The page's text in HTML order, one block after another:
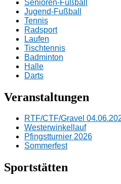
Senioren-Fußball
Jugend-Fußball
Tennis
Radsport
Laufen
Tischtennis
Badminton
Halle
Darts
Veranstaltungen
RTF/CTF/Gravel
Westerwinkellauf
Pfingstturnier 2026
Sommerfest
Sportstätten